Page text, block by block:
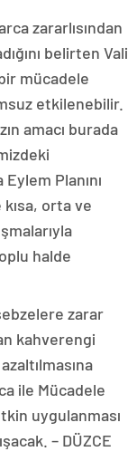
zararlısından
belirten Vali
mücadele
etkilenebilir.
amacı burada
Planını
kısa, orta ve
halde
zarar
kahverengi
ile Mücadele
uygulanması
– DÜZCE